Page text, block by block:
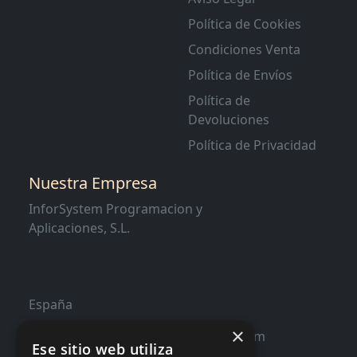
Política de Cookies
Condiciones Venta
Política de Envíos
Política de
Devoluciones
Política de Privacidad
Nuestra Empresa
InforSystem Programacion y
Aplicaciones, S.L.
España
contacto@distribucioninformatica.com
×
Ese sitio web utiliza